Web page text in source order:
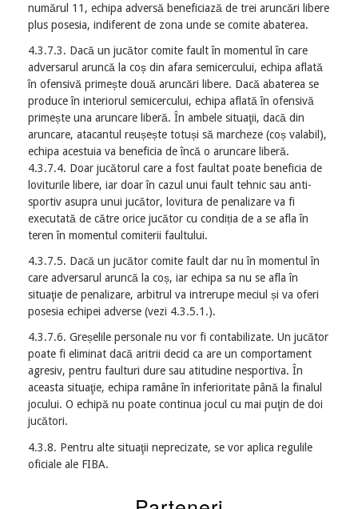
numărul 11, echipa adversă beneficiază de trei aruncări libere
plus posesia, indiferent de zona unde se comite abaterea.
4.3.7.3. Dacă un jucător comite fault în momentul în care
adversarul aruncă la coș din afara semicercului, echipa aflată
în ofensivă primește două aruncări libere. Dacă abaterea se
produce în interiorul semicercului, echipa aflată în ofensivă
primește una aruncare liberă. În ambele situaţii, dacă din
aruncare, atacantul reușește totuși să marcheze (coș valabil),
echipa acestuia va beneficia de încă o aruncare liberă.
4.3.7.4. Doar jucătorul care a fost faultat poate beneficia de
loviturile libere, iar doar în cazul unui fault tehnic sau anti-
sportiv asupra unui jucător, lovitura de penalizare va fi
executată de către orice jucător cu condiția de a se afla în
teren în momentul comiterii faultului.
4.3.7.5. Dacă un jucător comite fault dar nu în momentul în
care adversarul aruncă la coș, iar echipa sa nu se afla în
situaţie de penalizare, arbitrul va intrerupe meciul și va oferi
posesia echipei adverse (vezi 4.3.5.1.).
4.3.7.6. Greșelile personale nu vor fi contabilizate. Un jucător
poate fi eliminat dacă aritrii decid ca are un comportament
agresiv, pentru faulturi dure sau atitudine nesportiva. În
aceasta situaţie, echipa ramâne în inferioritate până la finalul
jocului. O echipă nu poate continua jocul cu mai puţin de doi
jucători.
4.3.8. Pentru alte situaţii neprecizate, se vor aplica regulile
oficiale ale FIBA.